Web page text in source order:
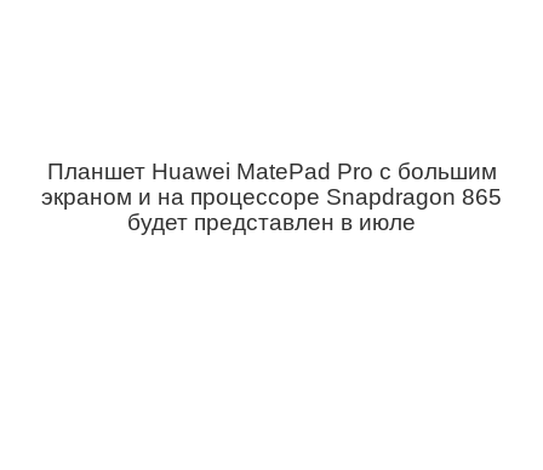
Планшет Huawei MatePad Pro с большим
экраном и на процессоре Snapdragon 865
будет представлен в июле